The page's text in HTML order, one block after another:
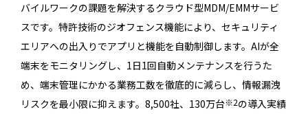
バイルワークの課題を解決するクラウド型MDM/EMMサービ
スです。特許技術のジオフェンス機能により、セキュリティ
エリアへの出入りでアプリと機能を自動制御します。AIが全
端末をモニタリングし、1日1回自動メンテナンスを行うた
め、端末管理にかかる業務工数を徹底的に減らし、情報漏洩
リスクを最小限に抑えます。8,500社、130万台※2の導入実績